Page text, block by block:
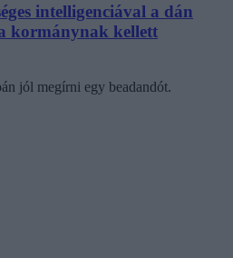
intelligenciával a dán
kormánynak kellett
jól megírni egy beadandót.